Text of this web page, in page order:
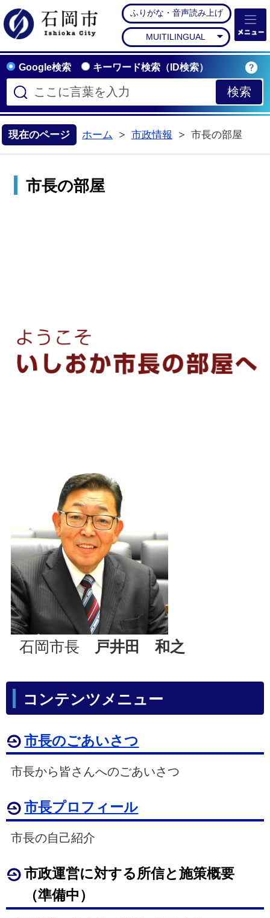
石岡市公式ホームペー
ふりがな・音声読み上げ
MUITILINGUAL
Google検索 キーワード検索（ID検索）
現在のページ ホーム
市政情報
市長の部屋
市長の部屋
石岡市長 戸井田 和之
コンテンツメニュー
市長のごあいさつ
市長から皆さんへのごあいさつ
市長プロフィール
市長の自己紹介
市政運営に対する所信と施策概要
（準備中）